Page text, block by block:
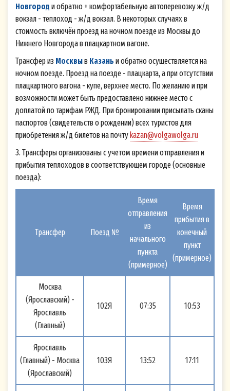
Новгород и обратно + комфортабельную автоперевозку ж/д
вокзал - теплоход - ж/д вокзал. В некоторых случаях в
стоимость включён проезд на ночном поезде из Москвы до
Нижнего Новгорода в плацкартном вагоне.
Трансфер из Москвыв Казань и обратно осуществляется на
ночном поезде. Проезд на поезде - плацкарта, а при отсутствии
плацкартного вагона - купе, верхнее место. По желанию и при
возможности может быть предоставлено нижнее место с
доплатой по тарифам РЖД. При бронировании присылать сканы
паспортов (свидетельств о рождении) всех туристов для
приобретения ж/д билетов на почтуkazan@volgawolga.ru
3. Трансферы организованы с учетом времени отправления и
прибытия теплоходов в соответствующем городе (основные
поезда):
Трансфер Поезд №
Время
отправления
из
начального
пункта
(примерное)
Время
прибытия в
конечный
пункт
(примерное)
Москва
(Ярославский) -
Ярославль
(Главный)
102Я 07:35 10:53
Ярославль
(Главный) - Москва
(Ярославский)
103Я 13:52 17:11